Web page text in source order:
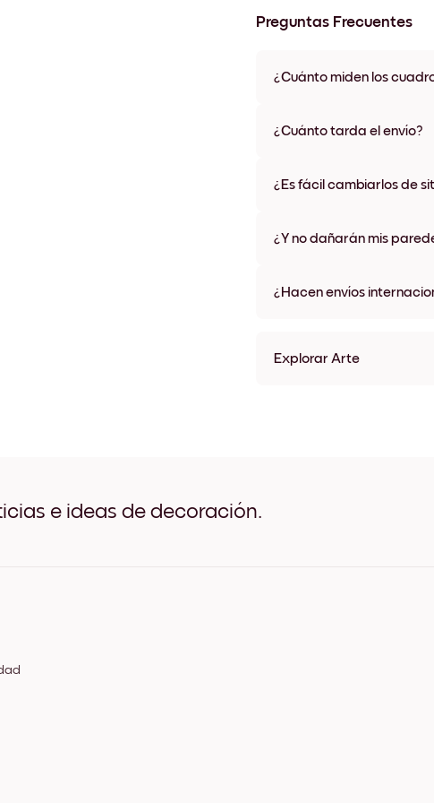
Preguntas Frecuentes
¿Cuánto miden los
materiales y colores de
¿Cuánto tarda el envío?
algunos países. Te
¿Es fácil cambiarlos de
¿Y no dañarán mis
¿Hacen envíos
Explorar Arte
e ideas de decoración.